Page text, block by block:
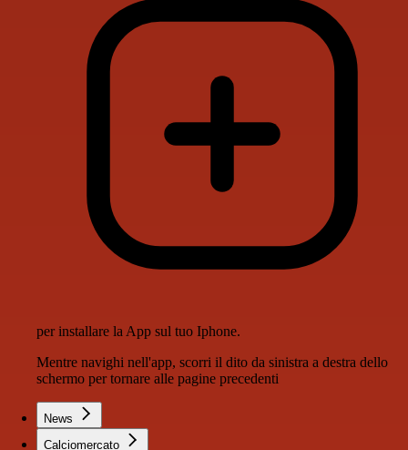
per installare la App sul tuo Iphone.
Mentre navighi nell'app, scorri il dito da sinistra a destra dello
schermo per tornare alle pagine precedenti
News
Calciomercato